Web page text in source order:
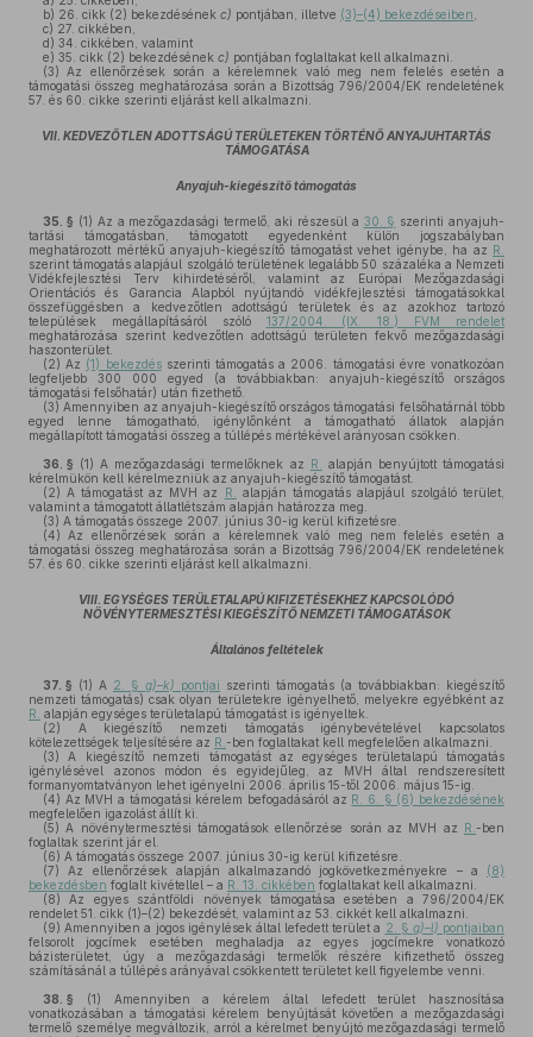
b) 26. cikk (2) bekezdésének c) pontjában, illetve (3)–(4) bekezdéseiben
c) 27. cikkében,
d) 34. cikkében, valamint
e) 35. cikk (2) bekezdésének c) pontjában foglaltakat kell alkalmazni.
(3) Az ellenőrzések során a kérelemnek való meg nem felelés esetén a
támogatási összeg meghatározása során a Bizottság 796/2004/EK rendeletének
57. és 60. cikke szerinti eljárást kell alkalmazni.
VII. KEDVEZŐTLEN ADOTTSÁGÚ TERÜLETEKEN TÖRTÉNŐ ANYAJUHTARTÁS
TÁMOGATÁSA
Anyajuh-kiegészítő támogatás
35. § (1) Az a mezőgazdasági termelő, aki részesül a 30. § szerinti anyajuh-
tartási támogatásban, támogatott egyedenként külön jogszabályban
meghatározott mértékű anyajuh-kiegészítő támogatást vehet igénybe, ha az R.
szerint támogatás alapjául szolgáló területének legalább 50 százaléka a Nemzeti
Vidékfejlesztési Terv kihirdetéséről, valamint az Európai Mezőgazdasági
Orientációs és Garancia Alapból nyújtandó vidékfejlesztési támogatásokkal
összefüggésben a kedvezőtlen adottságú területek és az azokhoz tartozó
települések megállapításáról szóló 137/2004. (IX. 18.) FVM rendelet
meghatározása szerint kedvezőtlen adottságú területen fekvő mezőgazdasági
haszonterület.
(2) Az (1) bekezdésszerinti támogatás a 2006. támogatási évre vonatkozóan
legfeljebb 300 000 egyed (a továbbiakban: anyajuh-kiegészítő országos
támogatási felsőhatár) után fizethető.
(3) Amennyiben az anyajuh-kiegészítő országos támogatási felsőhatárnál több
egyed lenne támogatható, igénylőnként a támogatható állatok alapján
megállapított támogatási összeg a túllépés mértékével arányosan csökken.
36. § (1) A mezőgazdasági termelőknek az R.
alapján benyújtott támogatási
kérelmükön kell kérelmezniük az anyajuh-kiegészítő támogatást.
(2) A támogatást az MVH az R.
alapján támogatás alapjául szolgáló terület,
valamint a támogatott állatlétszám alapján határozza meg.
(3) A támogatás összege 2007. június 30-ig kerül kifizetésre.
(4) Az ellenőrzések során a kérelemnek való meg nem felelés esetén a
támogatási összeg meghatározása során a Bizottság 796/2004/EK rendeletének
57. és 60. cikke szerinti eljárást kell alkalmazni.
VIII. EGYSÉGES TERÜLETALAPÚ KIFIZETÉSEKHEZ KAPCSOLÓDÓ
NÖVÉNYTERMESZTÉSI KIEGÉSZÍTŐ NEMZETI TÁMOGATÁSOK
Általános feltételek
37. § (1) A 2. § g)–k) pontjai szerinti támogatás (a továbbiakban: kiegészítő
nemzeti támogatás) csak olyan területekre igényelhető, melyekre egyébként az
R. alapján egységes területalapú támogatást is igényeltek.
(2) A kiegészítő nemzeti támogatás igénybevételével kapcsolatos
kötelezettségek teljesítésére az R. -ben foglaltakat kell megfelelően alkalmazni.
(3) A kiegészítő nemzeti támogatást az egységes területalapú támogatás
igénylésével azonos módon és egyidejűleg, az MVH által rendszeresített
formanyomtatványon lehet igényelni 2006. április 15-től 2006. május 15-ig.
(4) Az MVH a támogatási kérelem befogadásáról az R. 6. § (6) bekezdésének
megfelelően igazolást állít ki.
(5) A növénytermesztési támogatások ellenőrzése során az MVH az R. -ben
foglaltak szerint jár el.
(6) A támogatás összege 2007. június 30-ig kerül kifizetésre.
(7) Az ellenőrzések alapján alkalmazandó jogkövetkezményekre – a (8)
bekezdésben foglalt kivétellel – a R. 13. cikkében foglaltakat kell alkalmazni.
(8) Az egyes szántföldi növények támogatása esetében a 796/2004/EK
rendelet 51. cikk (1)–(2) bekezdését, valamint az 53. cikkét kell alkalmazni.
(9) Amennyiben a jogos igénylések által lefedett terület a 2. § g)–l) pontjaiban
felsorolt jogcímek esetében meghaladja az egyes jogcímekre vonatkozó
bázisterületet, úgy a mezőgazdasági termelők részére kifizethető összeg
számításánál a túllépés arányával csökkentett területet kell figyelembe venni.
38. § (1) Amennyiben a kérelem által lefedett terület hasznosítása
vonatkozásában a támogatási kérelem benyújtását követően a mezőgazdasági
termelő személye megváltozik, arról a kérelmet benyújtó mezőgazdasági termelő